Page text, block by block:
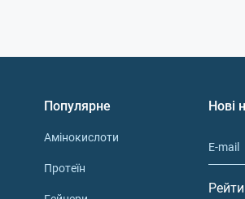
Популярне
Амінокислоти
Протеїн
Нові